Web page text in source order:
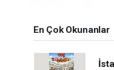
En Çok Okunanlar